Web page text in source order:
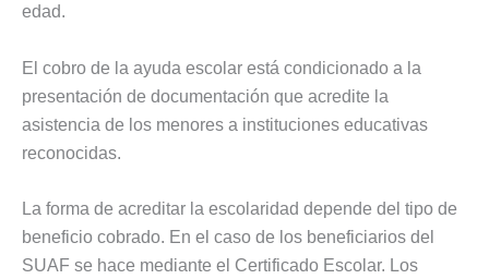
edad.
El cobro de la ayuda escolar está condicionado a la
presentación de documentación que acredite la
asistencia de los menores a instituciones educativas
reconocidas.
La forma de acreditar la escolaridad depende del tipo de
beneficio cobrado. En el caso de los beneficiarios del
SUAF se hace mediante el Certificado Escolar. Los